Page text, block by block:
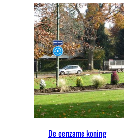
De eenzame koning